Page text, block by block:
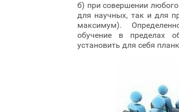
б) при совершении
для научных, так и для
максимум).
обучение в пределах
установить для себя